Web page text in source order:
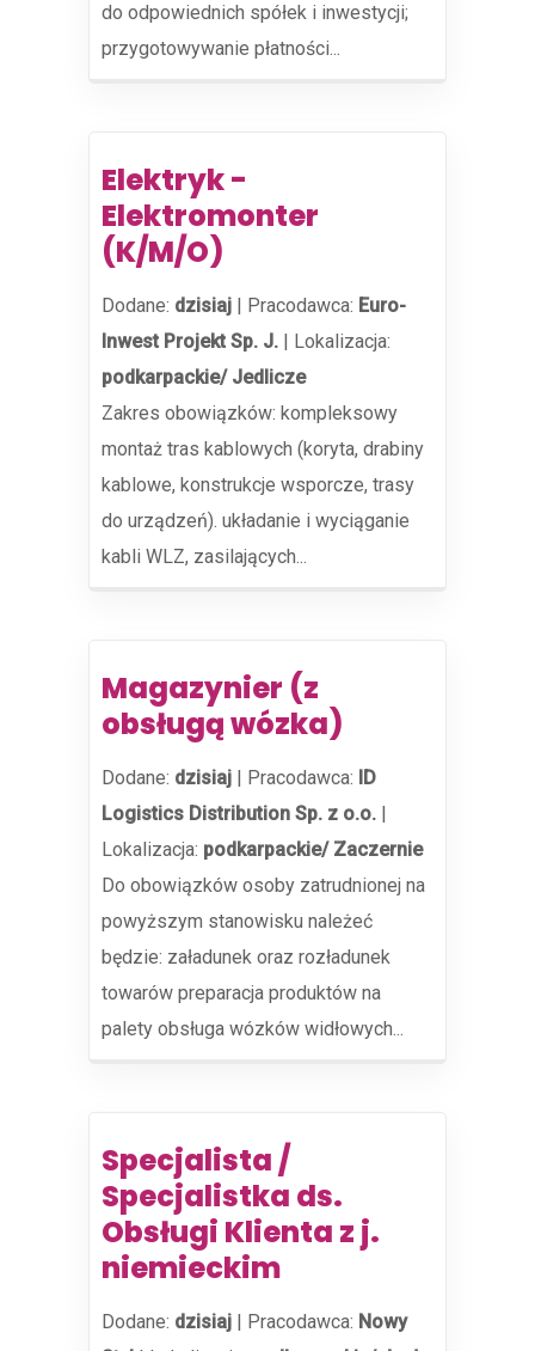
do odpowiednich spółek i inwestycji;
przygotowywanie płatności...
Elektryk -
Elektromonter
(K/M/O)
Dodane: dzisiaj | Pracodawca: Euro-
Inwest Projekt Sp. J. | Lokalizacja:
podkarpackie/ Jedlicze
Zakres obowiązków: kompleksowy
montaż tras kablowych (koryta, drabiny
kablowe, konstrukcje wsporcze, trasy
do urządzeń). układanie i wyciąganie
kabli WLZ, zasilających...
Magazynier (z
obsługą wózka)
Dodane: dzisiaj | Pracodawca: ID
Logistics Distribution Sp. z o.o. |
Lokalizacja: podkarpackie/ Zaczernie
Do obowiązków osoby zatrudnionej na
powyższym stanowisku należeć
będzie: załadunek oraz rozładunek
towarów preparacja produktów na
palety obsługa wózków widłowych...
Specjalista /
Specjalistka ds.
Obsługi Klienta z j.
niemieckim
Dodane: dzisiaj | Pracodawca: Nowy